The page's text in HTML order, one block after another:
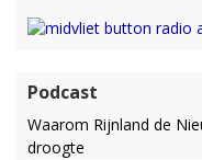
Podcast
Waarom Rijnland de
droogte